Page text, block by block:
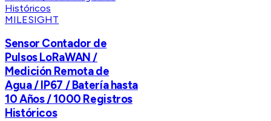
MILESIGHT
Sensor Contador de
Pulsos LoRaWAN /
Medición Remota de
Agua / IP67 / Batería hasta
10 Años / 1000 Registros
Históricos